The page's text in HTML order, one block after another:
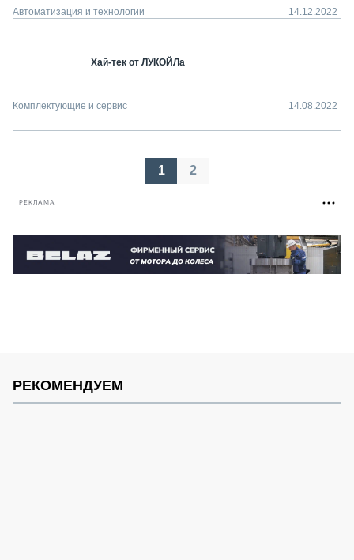
РЕКЛАМА
Автоматизация и технологии 14.12.2022
Хай-тек от ЛУКОЙЛа
Комплектующие и сервис 14.08.2022
записей
1 2
РЕКОМЕНДУЕМ